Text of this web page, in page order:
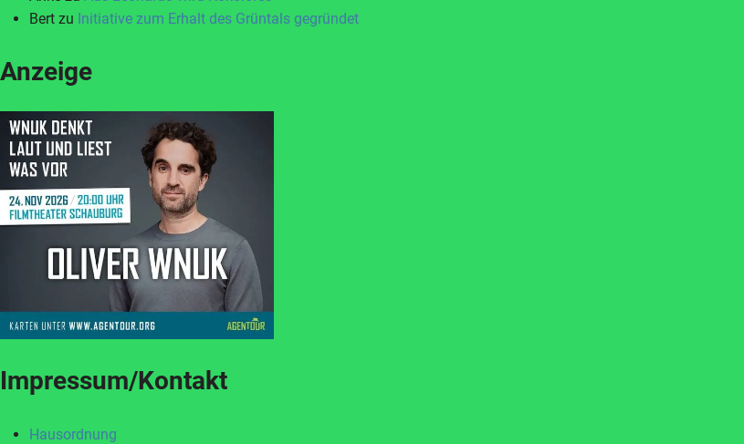
Bert zu Initiative zum Erhalt des Grüntals gegründet
Anzeige
Impressum/Kontakt
Hausordnung